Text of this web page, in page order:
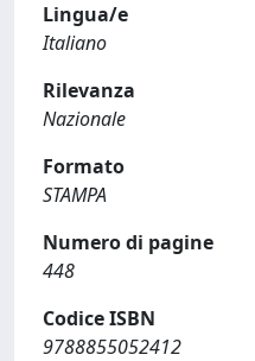
Lingua/e
Italiano
Rilevanza
Nazionale
Formato
STAMPA
Numero di pagine
448
Codice ISBN
9788855052412